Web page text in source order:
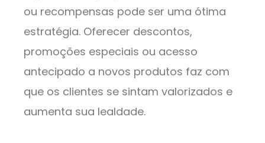
ou recompensas pode ser uma ótima
estratégia. Oferecer descontos,
promoções especiais ou acesso
antecipado a novos produtos faz com
que os clientes se sintam valorizados e
aumenta sua lealdade.